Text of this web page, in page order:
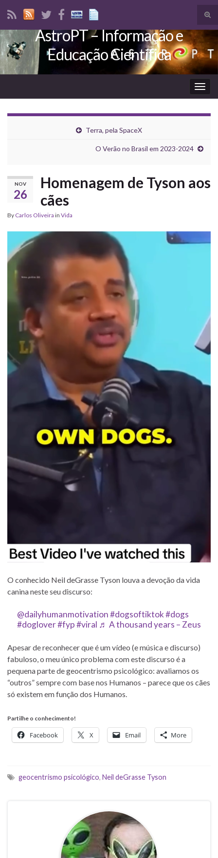
Search for:
AstroPT – Informação e
Educação Científica
Terra, pela SpaceX
O Verão no Brasil em 2023-2024
NOV
26
Homenagem de Tyson aos
cães
By Carlos Oliveira in Vida
O conhecido Neil deGrasse Tyson louva a devoção da vida
canina neste seu discurso:
@dailyhumanmotivation#dogsoftiktok#dogs
#doglover#fyp#viral ♬ A thousand years – Zeus
Apesar de reconhecer que é um vídeo (e música e discurso)
fabuloso, o meu único problema com este discurso é a
pequena parte de geocentrismo psicológico: avaliamos os
“outros” sempre com base nos Humanos – parece que os cães
só existem em função dos Humanos.
Partilhe o conhecimento!
Facebook X Email More
geocentrismo psicológico, Neil deGrasse Tyson